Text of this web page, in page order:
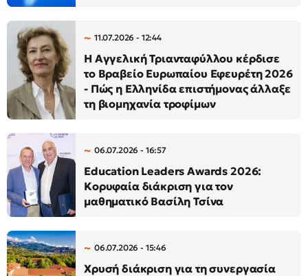
11.07.2026 - 12:44
Η Αγγελική Τριανταφύλλου κέρδισε
το Βραβείο Ευρωπαίου Εφευρέτη 2026
- Πώς η Ελληνίδα επιστήμονας άλλαξε
τη βιομηχανία τροφίμων
06.07.2026 - 16:57
Education Leaders Awards 2026:
Κορυφαία διάκριση για τον
μαθηματικό Βασίλη Τσίνα
06.07.2026 - 15:46
Χρυσή διάκριση για τη συνεργασία